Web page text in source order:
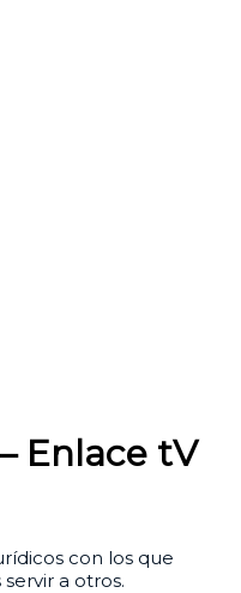
Enlace tV
con los que
a otros.